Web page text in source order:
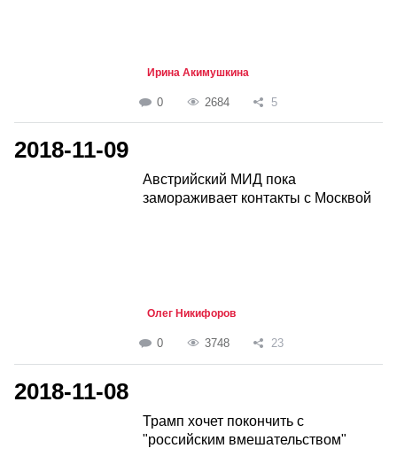
Ирина Акимушкина
0 2684 5
2018-11-09
Австрийский МИД пока
замораживает контакты с Москвой
Олег Никифоров
0 3748 23
2018-11-08
Трамп хочет покончить с
"российским вмешательством"